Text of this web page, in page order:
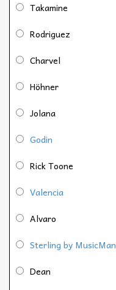
Takamine
Rodriguez
Charvel
Höhner
Jolana
Godin
Rick Toone
Valencia
Alvaro
Sterling by MusicMan
Dean